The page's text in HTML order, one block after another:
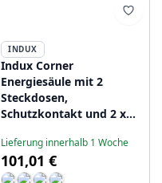
INDUX
Indux Corner
Energiesäule mit 2
Steckdosen,
Schutzkontakt und 2 x
Edelstahl 1208972296
Lieferung innerhalb 1 Woche
101,01 €